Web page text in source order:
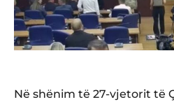
Në shënim të 27-vjetorit të